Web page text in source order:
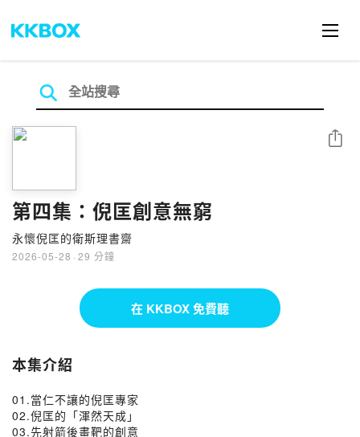
第四集：倪匡創意無窮
永懷倪匡的衛斯理書齋
2026-05-28 · 29 分鐘
分享
在 KKBOX 免費聽
本集介紹
01.當仁不讓的倪匡專家
02.倪匡的「渾然天成」
03.先射箭後畫靶的創意